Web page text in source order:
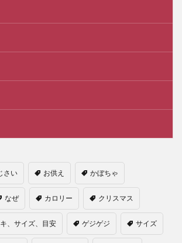
さい お供え かぼちゃ
なぜ カロリー クリスマス
、サイズ、目安 ゲジゲジ サイズ